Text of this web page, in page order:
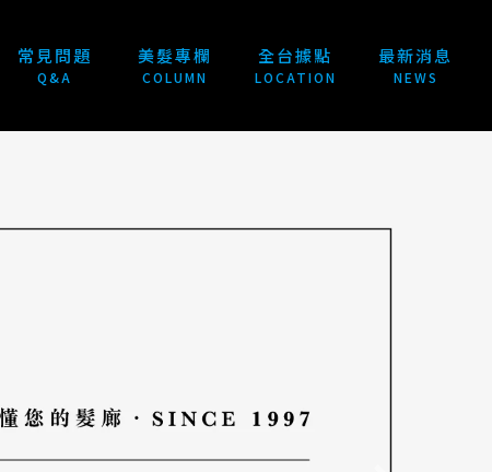
常見問題
Q&A
美髮專欄
COLUMN
全台據點
LOCATION
最新消息
NEWS